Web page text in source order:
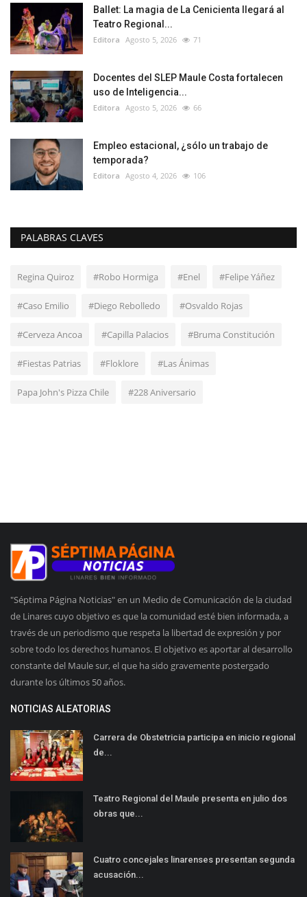
Ballet: La magia de La Cenicienta llegará al
Teatro Regional...
Editora Agosto 5, 2026 71
Docentes del SLEP Maule Costa fortalecen
uso de Inteligencia...
Editora Agosto 5, 2026 66
Empleo estacional, ¿sólo un trabajo de
temporada?
Editora Agosto 4, 2026 106
PALABRAS CLAVES
Regina Quiroz #Robo Hormiga #Enel #Felipe Yáñez
#Caso Emilio #Diego Rebolledo #Osvaldo Rojas
#Cerveza Ancoa #Capilla Palacios #Bruma Constitución
#Fiestas Patrias #Floklore #Las Ánimas
Papa John's Pizza Chile #228 Aniversario
"Séptima Página Noticias" en un Medio de Comunicación de la ciudad
de Linares cuyo objetivo es que la comunidad esté bien informada, a
través de un periodismo que respeta la libertad de expresión y por
sobre todo los derechos humanos. El objetivo es aportar al desarrollo
constante del Maule sur, el que ha sido gravemente postergado
durante los últimos 50 años.
NOTICIAS ALEATORIAS
Carrera de Obstetricia participa en inicio regional
de...
Teatro Regional del Maule presenta en julio dos
obras que...
Cuatro concejales linarenses presentan segunda
acusación...